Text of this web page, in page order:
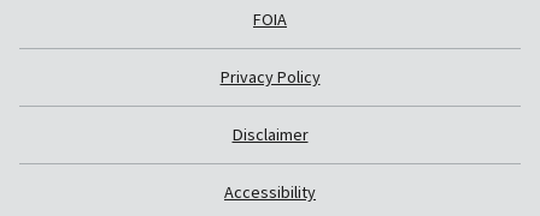
FOIA
Privacy Policy
Disclaimer
Accessibility